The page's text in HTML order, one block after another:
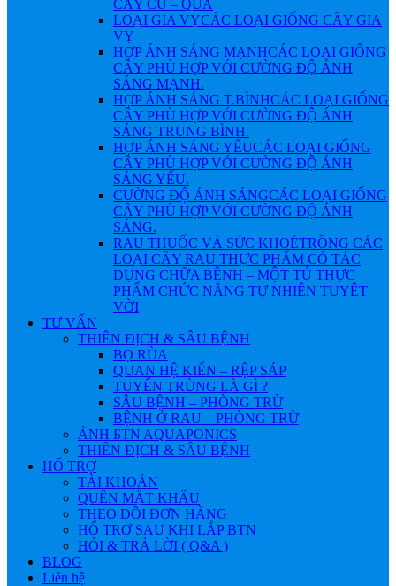
CÂY CỦ – QUẢ
LOẠI GIA VỴCÁC LOẠI GIỐNG CÂY GIA
VỴ
HỢP ÁNH SÁNG MẠNHCÁC LOẠI GIỐNG
CÂY PHÙ HỢP VỚI CƯỜNG ĐỘ ÁNH
SÁNG MẠNH.
HỢP ÁNH SÁNG T.BÌNHCÁC LOẠI GIỐNG
CÂY PHÙ HỢP VỚI CƯỜNG ĐỘ ÁNH
SÁNG TRUNG BÌNH.
HỢP ÁNH SÁNG YẾUCÁC LOẠI GIỐNG
CÂY PHÙ HỢP VỚI CƯỜNG ĐỘ ÁNH
SÁNG YẾU.
CƯỜNG ĐỘ ÁNH SÁNGCÁC LOẠI GIỐNG
CÂY PHÙ HỢP VỚI CƯỜNG ĐỘ ÁNH
SÁNG.
RAU THUỐC VÀ SỨC KHOẺTRỒNG CÁC
LOẠI CÂY RAU THỰC PHẨM CÓ TÁC
DỤNG CHỮA BỆNH – MỘT TỦ THỰC
PHẨM CHỨC NĂNG TỰ NHIÊN TUYỆT
VỜI
TƯ VẤN
THIÊN ĐỊCH & SÂU BỆNH
BỌ RÙA
QUAN HỆ KIẾN – RỆP SÁP
TUYẾN TRÙNG LÀ GÌ ?
SÂU BỆNH – PHÒNG TRỪ
BỆNH Ở RAU – PHÒNG TRỪ
ẢNH БTN AQUAPONICS
THIÊN ĐỊCH & SÂU BỆNH
HỔ TRỢ
TÀI KHOẢN
QUÊN MẬT KHẨU
THEO DÕI ĐƠN HÀNG
HỔ TRỢ SAU KHI LẮP BTN
HỎI & TRẢ LỜI ( Q&A )
BLOG
Liên hệ